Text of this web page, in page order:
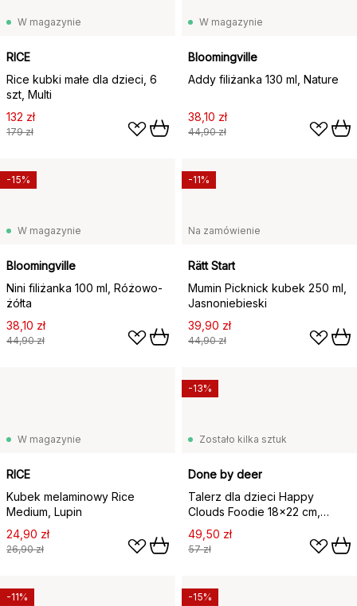
W magazynie
RICE
Rice kubki małe dla dzieci, 6
szt, Multi
132 zł
179 zł
W magazynie
Bloomingville
Addy filiżanka 130 ml, Nature
38,10 zł
44,90 zł
W magazynie
Bloomingville
Nini filiżanka 100 ml, Różowo-
żółta
38,10 zł
44,90 zł
-15%
Na zamówienie
Rätt Start
Mumin Picknick kubek 250 ml,
Jasnoniebieski
39,90 zł
44,90 zł
-11%
W magazynie
RICE
Kubek melaminowy Rice
Medium, Lupin
24,90 zł
26,90 zł
Zostało kilka sztuk
Done by deer
Talerz dla dzieci Happy
Clouds Foodie 18x22 cm,
Powder
49,50 zł
57 zł
-13%
-11% -15%